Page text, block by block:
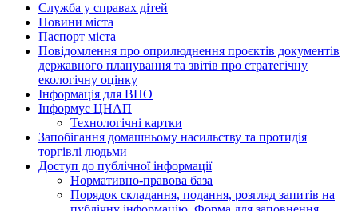
Служба у справах дітей
Новини міста
Паспорт міста
Повідомлення про оприлюднення проєктів документів
державного планування та звітів про стратегічну
екологічну оцінку
Інформація для ВПО
Інформує ЦНАП
Технологічні картки
Запобігання домашньому насильству та протидія
торгівлі людьми
Доступ до публічної інформації
Нормативно-правова база
Порядок складання, подання, розгляд запитів на